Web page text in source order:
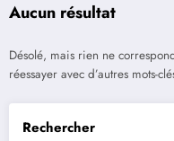
Aucun résultat
Désolé, mais rien ne
réessayer avec d’autres mots-
Rechercher